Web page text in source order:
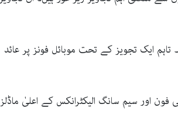
ایک تجویز کے تحت موبائل فونز پر عائد
بشمول ایپل آئی فون اور سیم سانگ الیکٹرانکس کے اعلیٰ ماڈلز